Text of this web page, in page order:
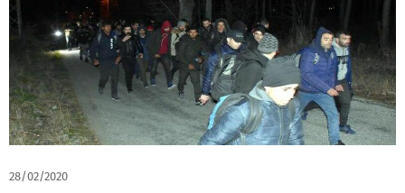
28/02/2020